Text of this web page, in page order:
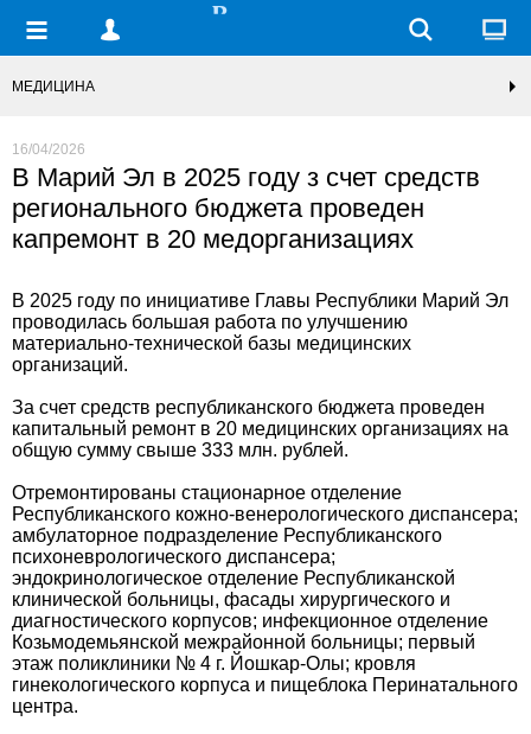
МЕДИЦИНА
16/04/2026
В Марий Эл в 2025 году з счет средств
регионального бюджета проведен
капремонт в 20 медорганизациях
В 2025 году по инициативе Главы Республики Марий Эл
проводилась большая работа по улучшению
материально-технической базы медицинских
организаций.
За счет средств республиканского бюджета проведен
капитальный ремонт в 20 медицинских организациях на
общую сумму свыше 333 млн. рублей.
Отремонтированы стационарное отделение
Республиканского кожно-венерологического диспансера;
амбулаторное подразделение Республиканского
психоневрологического диспансера;
эндокринологическое отделение Республиканской
клинической больницы, фасады хирургического и
диагностического корпусов; инфекционное отделение
Козьмодемьянской межрайонной больницы; первый
этаж поликлиники № 4 г. Йошкар-Олы; кровля
гинекологического корпуса и пищеблока Перинатального
центра.